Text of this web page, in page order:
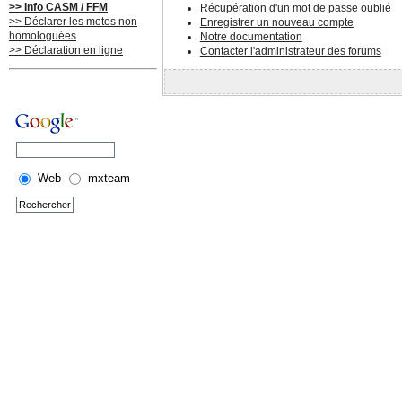
>> Info CASM / FFM
>> Déclarer les motos non
homologuées
>> Déclaration en ligne
Web mxteam
Récupération d'un mot de passe oublié
Enregistrer un nouveau compte
Notre documentation
Contacter l'administrateur des forums